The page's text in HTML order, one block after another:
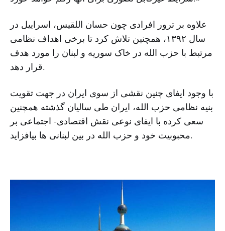
علاوه بر ترور افرادی چون حسان اللقیس، اسراییل در
سال ۱۳۹۲، همچنین تلاش کرد تا برخی اهداف نظامی
مرتبط با حزب الله در خاک سوریه و لبنان را مورد هدف
قرار دهد.
با وجود ایفای چنین نقشی از سوی ایران در جهت تقویت
بنیه نظامی حزب الله، ایران طی سالیان گذشته همچنین
سعی کرده با ایفای نوعی نقش اقتصادی- اجتماعی بر
محبوبیت خود و حزب الله در بین لبنانی ها بیافزاید.